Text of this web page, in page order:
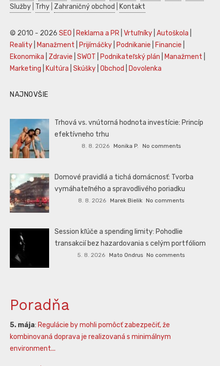
Služby Trhy Zahraničný obchod Kontakt
© 2010 - 2026 SEO Reklama a PR Vrtuľníky Autoškola
Reality
Manažment Prijímáčky Podnikanie Financie
Ekonomika
Zdravie SWOT Podnikateľský plán Manažment
Marketing
Kultúra Skúšky Obchod Dovolenka
NAJNOVŠIE
Trhová vs. vnútorná hodnota investície: Princíp
efektívneho trhu
8. 8. 2026 Monika P. No comments
Domové pravidlá a tichá domácnosť: Tvorba
vymáhateľného a spravodlivého poriadku
8. 8. 2026 Marek Bielik No comments
Session kľúče a spending limity: Pohodlie
transakcií bez hazardovania s celým portfóliom
5. 8. 2026 Mato Ondrus No comments
Poradňa
5. mája: Regulácie by mohli pomôcť zabezpečiť, že
kombinovaná doprava je realizovaná s minimálnym
environment...